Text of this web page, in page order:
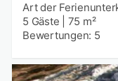
Art der
5 Gäste
75 m²
Bewertungen: 5